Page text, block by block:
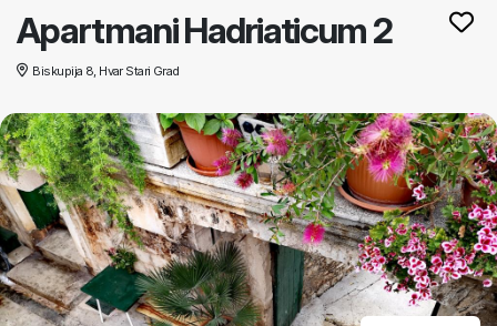
Apartmani Hadriaticum 2
Biskupija 8, Hvar Stari Grad